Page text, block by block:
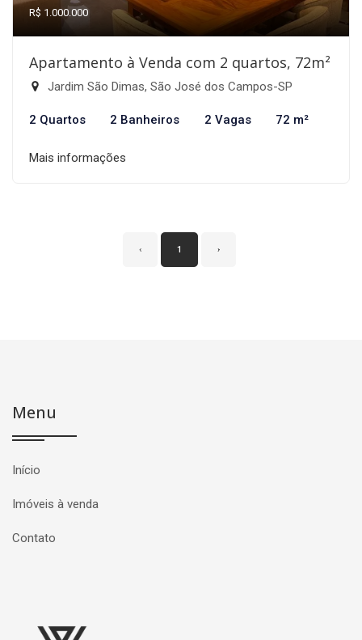
R$ 1.000.000
Apartamento à Venda com 2 quartos, 72m²
Jardim São Dimas, São José dos Campos-SP
2 Quartos 2 Banheiros 2 Vagas 72 m²
Mais informações
‹ 1 ›
Menu
Início
Imóveis à venda
Contato